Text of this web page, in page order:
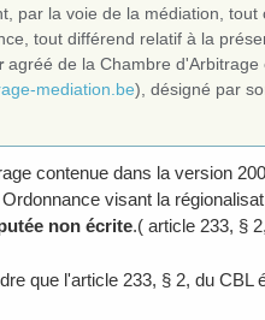
par la voie de la médiation,
tout différend relatif à la
agréé de la Chambre
mediation.be), désigné par
contenue dans la version
visant la
non écrite.( article 233, §
que l'article 233, § 2, du CBL